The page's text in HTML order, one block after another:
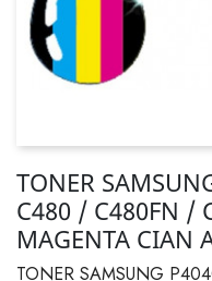
TONER
C480 / C480FN /
MAGENTA CIAN
TONER SAMSUNG